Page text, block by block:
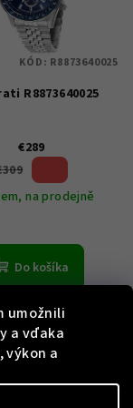
umožnili
a vďaka
výkon a
R8873640025
€289
na prodejně
Do košíka
KÓD: R8873640025